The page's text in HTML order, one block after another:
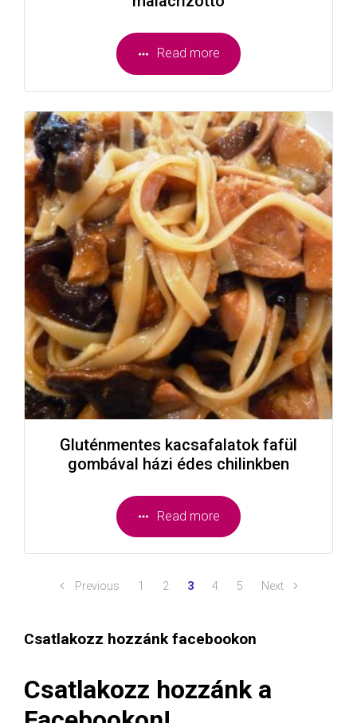
Read more
Gluténmentes kacsafalatok fafül
gombával házi édes chilinkben
Read more
Previous 1 2 3 4 5 Next
Csatlakozz hozzánk facebookon
Csatlakozz hozzánk a